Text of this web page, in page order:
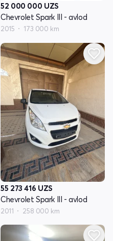
52 000 000 UZS
Chevrolet Spark III - avlod
2015 173 000 km
55 273 416 UZS
Chevrolet Spark III - avlod
2011 258 000 km